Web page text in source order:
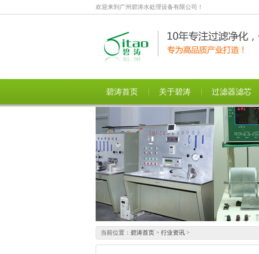
欢迎来到广州碧涛水处理设备有限公司！
碧涛首页 关于碧涛 过滤器滤芯
当前位置： 碧涛首页 > 行业资讯 >